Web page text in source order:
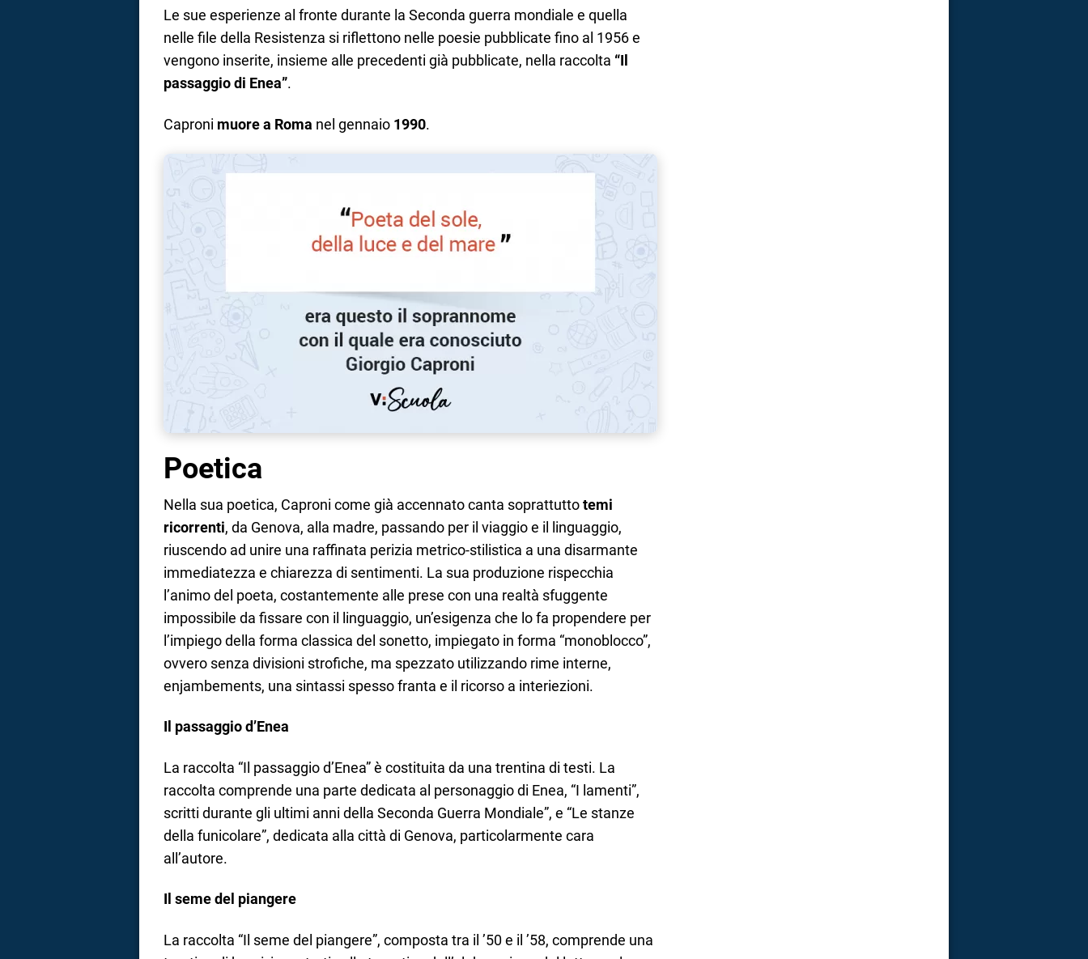
Le sue esperienze al fronte durante la Seconda guerra mondiale e quella
nelle file della Resistenza si riflettono nelle poesie pubblicate fino al 1956 e
vengono inserite, insieme alle precedenti già pubblicate, nella raccolta “Il
passaggio di Enea”.
Caproni muore a Roma nel gennaio 1990.
Poetica
Nella sua poetica, Caproni come già accennato canta soprattuttotemi
ricorrenti, da Genova, alla madre, passando per il viaggio e il linguaggio,
riuscendo ad unire una raffinata perizia metrico-stilistica a una disarmante
immediatezza e chiarezza di sentimenti. La sua produzione rispecchia
l’animo del poeta, costantemente alle prese con una realtà sfuggente
impossibile da fissare con il linguaggio, un’esigenza che lo fa propendere per
l’impiego della forma classica del sonetto, impiegato in forma “monoblocco”,
ovvero senza divisioni strofiche, ma spezzato utilizzando rime interne,
enjambements, una sintassi spesso franta e il ricorso a interiezioni.
Il passaggio d’Enea
La raccolta “Il passaggio d’Enea” è costituita da una trentina di testi. La
raccolta comprende una parte dedicata al personaggio di Enea, “I lamenti”,
scritti durante gli ultimi anni della Seconda Guerra Mondiale”, e “Le stanze
della funicolare”, dedicata alla città di Genova, particolarmente cara
all’autore.
Il seme del piangere
La raccolta “Il seme del piangere”, composta tra il ’50 e il ’58, comprende una